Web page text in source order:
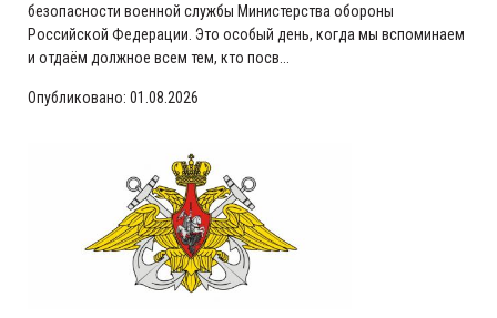
безопасности военной службы Министерства обороны
Российской Федерации. Это особый день, когда мы вспоминаем
и отдаём должное всем тем, кто посв...
Опубликовано: 01.08.2026